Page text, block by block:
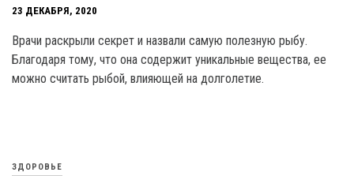
23 ДЕКАБРЯ, 2020
Врачи раскрыли секрет и назвали самую полезную рыбу.
Благодаря тому, что она содержит уникальные вещества, ее
можно считать рыбой, влияющей на долголетие.
ЗДОРОВЬЕ